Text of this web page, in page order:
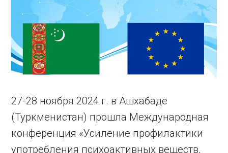
27-28 ноября 2024 г. в Ашхабаде
(Туркменистан) прошла Международная
конференция «Усиление профилактики
употребления психоактивных веществ,